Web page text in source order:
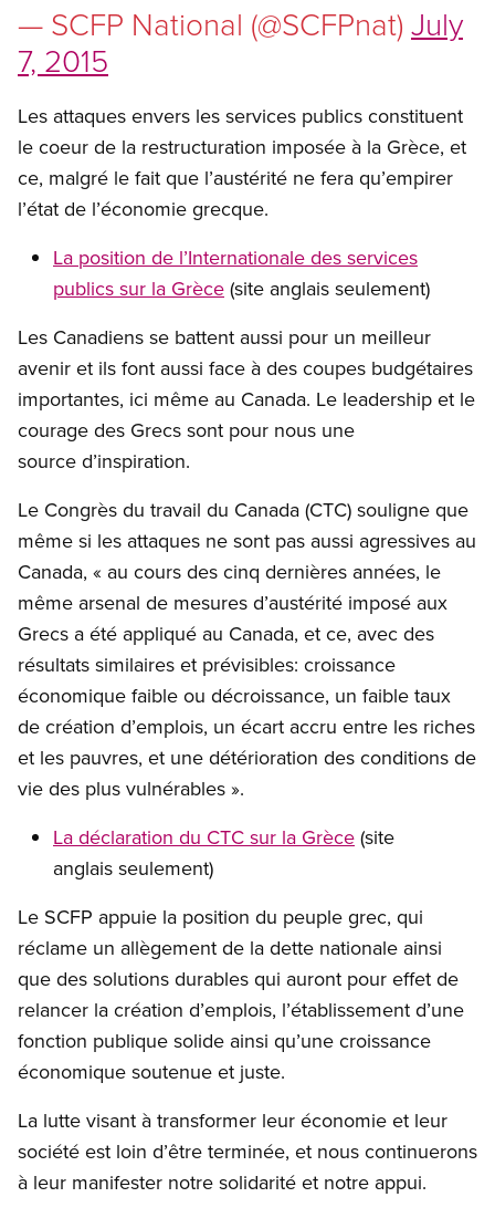
— SCFP National (@SCFPnat) July
7, 2015
Les attaques envers les services publics constituent
le coeur de la restructuration imposée à la Grèce, et
ce, malgré le fait que l’austérité ne fera qu’empirer
l’état de l’économie grecque.
La position de l’Internationale des services
publics sur la Grèce (site anglais seulement)
Les Canadiens se battent aussi pour un meilleur
avenir et ils font aussi face à des coupes budgétaires
importantes, ici même au Canada. Le leadership et le
courage des Grecs sont pour nous une
source d’inspiration.
Le Congrès du travail du Canada (CTC) souligne que
même si les attaques ne sont pas aussi agressives au
Canada, « au cours des cinq dernières années, le
même arsenal de mesures d’austérité imposé aux
Grecs a été appliqué au Canada, et ce, avec des
résultats similaires et prévisibles: croissance
économique faible ou décroissance, un faible taux
de création d’emplois, un écart accru entre les riches
et les pauvres, et une détérioration des conditions de
vie des plus vulnérables ».
La déclaration du CTC sur la Grèce (site
anglais seulement)
Le SCFP appuie la position du peuple grec, qui
réclame un allègement de la dette nationale ainsi
que des solutions durables qui auront pour effet de
relancer la création d’emplois, l’établissement d’une
fonction publique solide ainsi qu’une croissance
économique soutenue et juste.
La lutte visant à transformer leur économie et leur
société est loin d’être terminée, et nous continuerons
à leur manifester notre solidarité et notre appui.